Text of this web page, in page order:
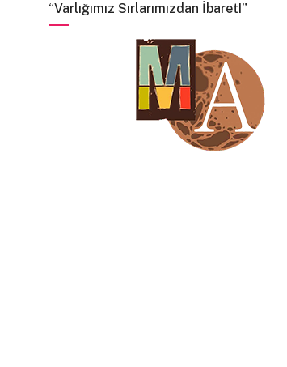
“Varlığımız Sırlarımızdan İbaret!”